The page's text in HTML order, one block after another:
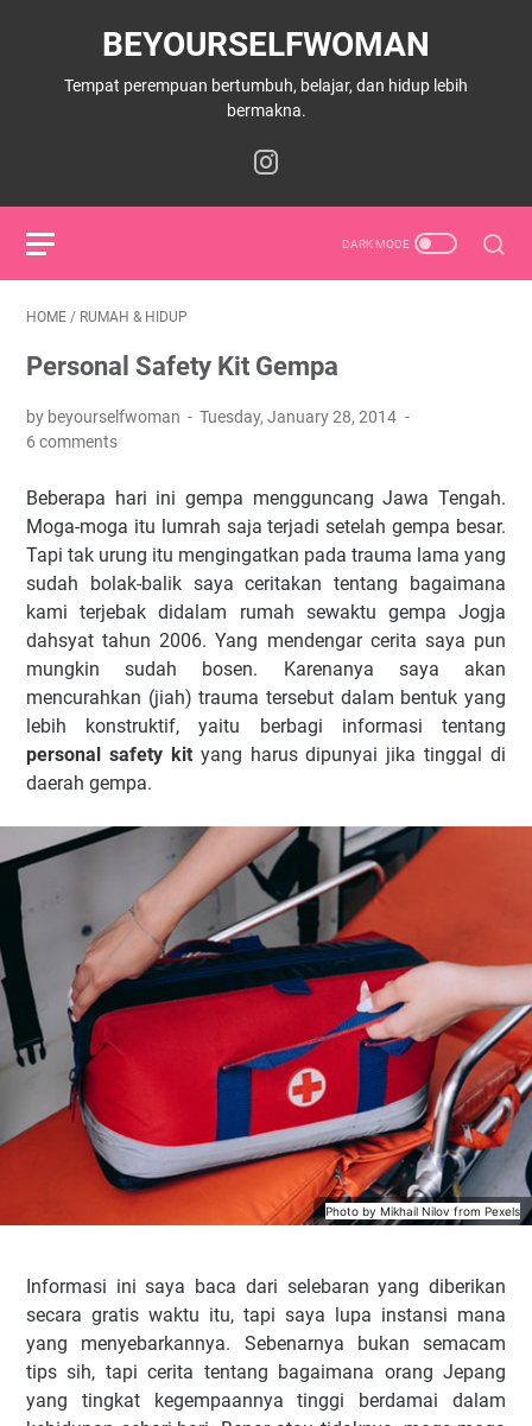
BEYOURSELFWOMAN
Tempat perempuan bertumbuh, belajar, dan hidup lebih
bermakna.
HOME / RUMAH & HIDUP
Personal Safety Kit Gempa
by beyourselfwoman
Tuesday, January 28, 2014
6 comments
Beberapa hari ini gempa mengguncang Jawa Tengah.
Moga-moga itu lumrah saja terjadi setelah gempa besar.
Tapi tak urung itu mengingatkan pada trauma lama yang
sudah bolak-balik saya ceritakan tentang bagaimana
kami terjebak didalam rumah sewaktu gempa Jogja
dahsyat tahun 2006. Yang mendengar cerita saya pun
mungkin sudah bosen. Karenanya saya akan
mencurahkan (jiah) trauma tersebut dalam bentuk yang
lebih konstruktif, yaitu berbagi informasi tentang
personal safety kityang harus dipunyai jika tinggal di
daerah gempa.
Photo by Mikhail Nilov from Pexels
Informasi ini saya baca dari selebaran yang diberikan
secara gratis waktu itu, tapi saya lupa instansi mana
yang menyebarkannya. Sebenarnya bukan semacam
tips sih, tapi cerita tentang bagaimana orang Jepang
yang tingkat kegempaannya tinggi berdamai dalam